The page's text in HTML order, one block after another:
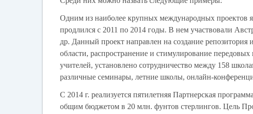
Одним из наиболее крупных международных проектов
продлился с 2011 по 2014 годы. В нем участвовали
др. Данный проект направлен на создание
области, распространение и стимулирование
учителей, установлено сотрудничество между 158
различные семинары, летние школы, онлайн-
С 2014 г. реализуется пятилетняя Партнерская
общим бюджетом в 20 млн. фунтов стерлингов. Цель